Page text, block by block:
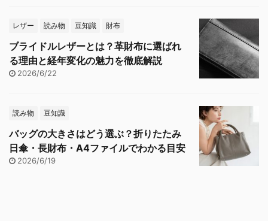
レザー 読み物 豆知識 財布
ブライドルレザーとは？革財布に選ばれ
る理由と経年変化の魅力を徹底解説
2026/6/22
読み物 豆知識
バッグの大きさはどう選ぶ？折りたたみ
日傘・長財布・A4ファイルでわかる目安
2026/6/19